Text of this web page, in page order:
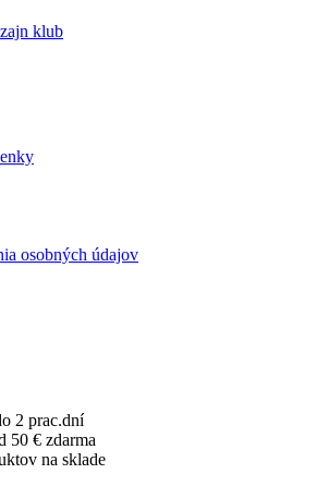
klub
osobných údajov
2 prac.dní
50 € zdarma
na sklade